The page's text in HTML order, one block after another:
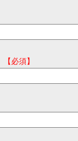
【必須】